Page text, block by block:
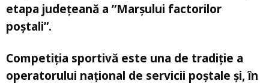
etapa județeană a ”Marşului factorilor
poştali”.
Competiţia sportivă este una de tradiţie a
operatorului naţional de servicii poştale și, în